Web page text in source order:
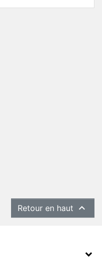
Retour en haut 